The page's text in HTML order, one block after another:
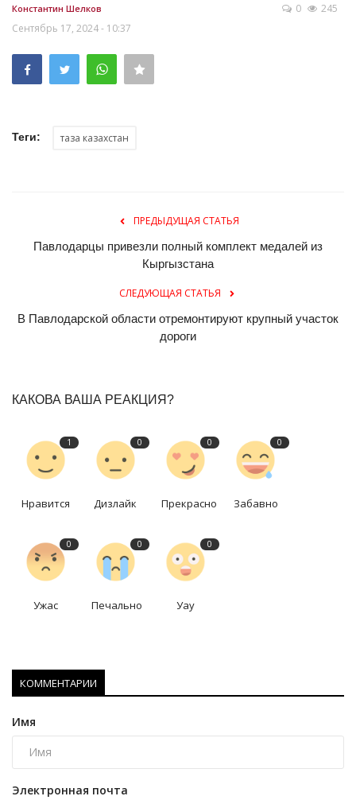
Константин Шелков
Сентябрь 17, 2024 - 10:37
0 245
Теги: таза казахстан
ПРЕДЫДУЩАЯ СТАТЬЯ
Павлодарцы привезли полный комплект медалей из
Кыргызстана
СЛЕДУЮЩАЯ СТАТЬЯ
В Павлодарской области отремонтируют крупный участок
дороги
КАКОВА ВАША РЕАКЦИЯ?
1
Нравится
0
Дизлайк
0
Прекрасно
0
Забавно
0
Ужас
0
Печально
0
Уау
КОММЕНТАРИИ
Имя
Электронная почта